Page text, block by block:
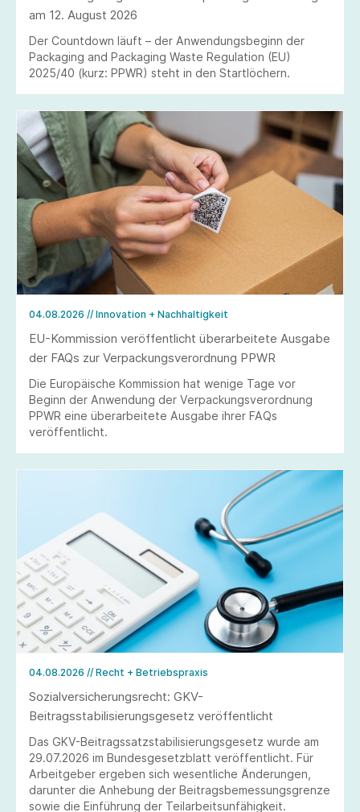
am 12. August 2026
Der Countdown läuft – der Anwendungsbeginn der
Packaging and Packaging Waste Regulation (EU)
2025/40 (kurz: PPWR) steht in den Startlöchern.
04.08.2026 // Innovation + Nachhaltigkeit
EU-Kommission veröffentlicht überarbeitete Ausgabe
der FAQs zur Verpackungsverordnung PPWR
Die Europäische Kommission hat wenige Tage vor
Beginn der Anwendung der Verpackungsverordnung
PPWR eine überarbeitete Ausgabe ihrer FAQs
veröffentlicht.
04.08.2026 // Recht + Betriebspraxis
Sozialversicherungsrecht: GKV-
Beitragsstabilisierungsgesetz veröffentlicht
Das GKV-Beitragssatzstabilisierungsgesetz wurde am
29.07.2026 im Bundesgesetzblatt veröffentlicht. Für
Arbeitgeber ergeben sich wesentliche Änderungen,
darunter die Anhebung der Beitragsbemessungsgrenze
sowie die Einführung der Teilarbeitsunfähigkeit.